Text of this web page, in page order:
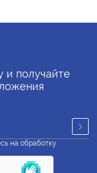
и получайте
на обработку